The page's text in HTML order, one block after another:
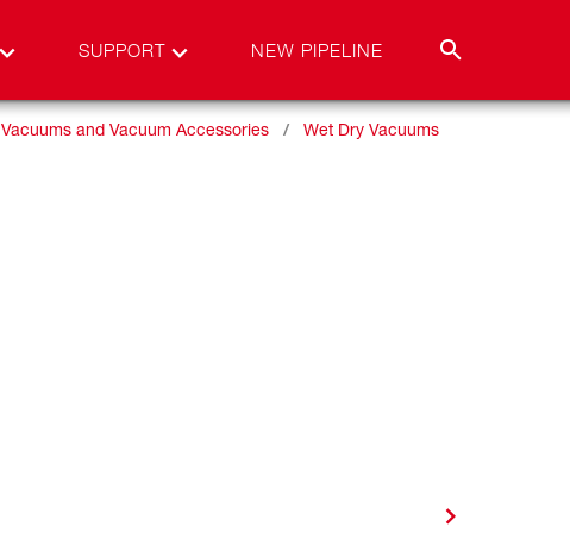
SUPPORT NEW PIPELINE
Vacuums and Vacuum Accessories Wet Dry Vacuums